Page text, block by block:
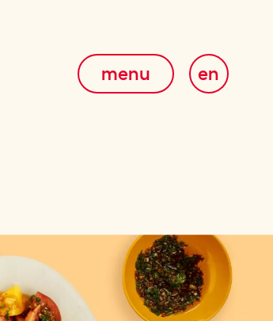
menu en